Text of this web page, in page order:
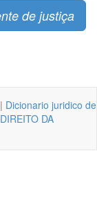
de justiça
| Dicionario juridico de
DIREITO DA